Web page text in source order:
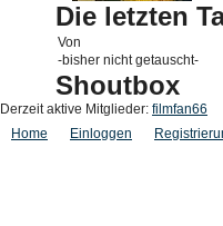
Die letzten
Von
-bisher nicht getauscht-
Shoutbox
Derzeit aktive Mitglieder: filmfan66
Home
Einloggen